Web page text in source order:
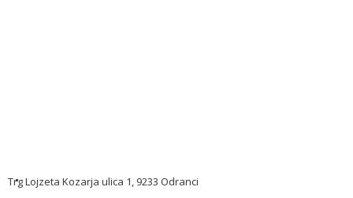
Trg Lojzeta Kozarja ulica 1, 9233 Odranci